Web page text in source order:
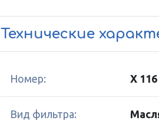
Технические
Номер: X 116
Вид фильтра: